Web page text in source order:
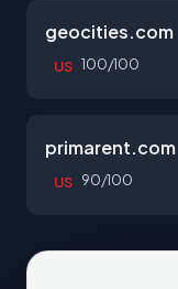
geocities.com
US 100/100
primarent.com
US 90/100